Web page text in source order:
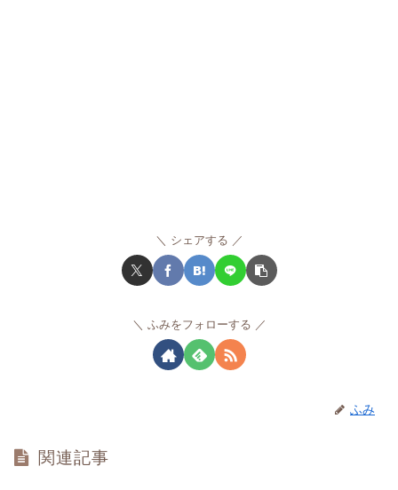
シェアする
ふみをフォローする
ふみ
関連記事